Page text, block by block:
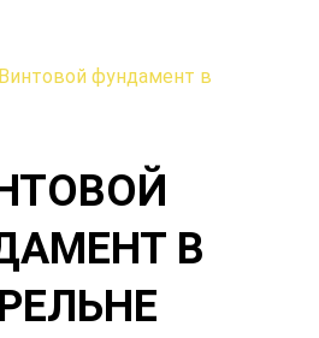
Винтовой фундамент в
В